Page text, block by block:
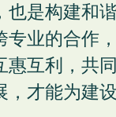
也是构建和
专业的合作
惠互利，共
，才能为建